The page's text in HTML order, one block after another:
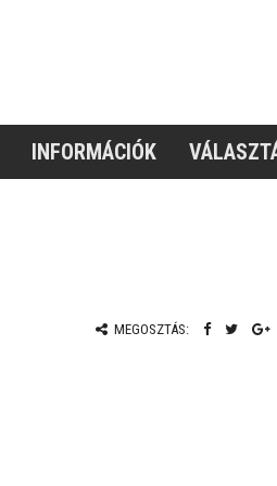
INFORMÁCIÓK
MEGOSZTÁS: